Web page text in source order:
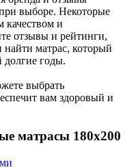
выборе. Некоторые
качеством и
отзывы и рейтинги,
матрас, который
долгие годы.
выбрать
вам здоровый и
матрасы 180х200